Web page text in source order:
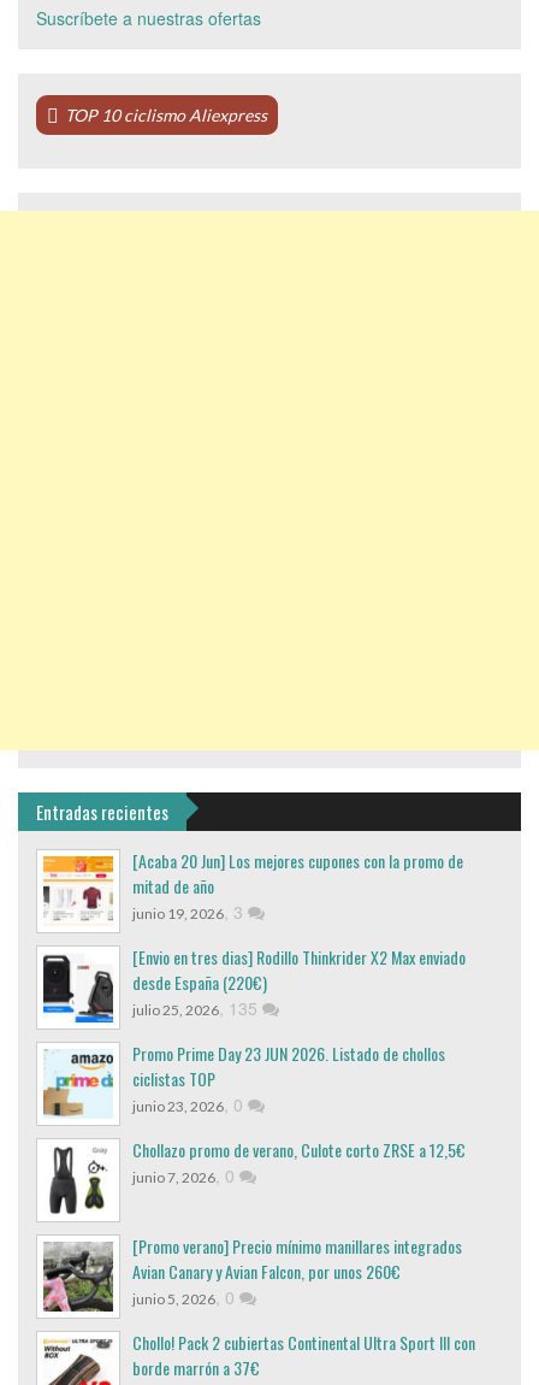
Suscríbete a nuestras ofertas
TOP 10 ciclismo Aliexpress
Entradas recientes
[Acaba 20 Jun] Los mejores cupones con la promo de
mitad de año
junio 19, 2026, 3
[Envio en tres dias] Rodillo Thinkrider X2 Max enviado
desde España (220€)
julio 25, 2026, 135
Promo Prime Day 23 JUN 2026. Listado de chollos
ciclistas TOP
junio 23, 2026, 0
Chollazo promo de verano, Culote corto ZRSE a 12,5€
junio 7, 2026, 0
[Promo verano] Precio mínimo manillares integrados
Avian Canary y Avian Falcon, por unos 260€
junio 5, 2026, 0
Chollo! Pack 2 cubiertas Continental Ultra Sport III con
borde marrón a 37€